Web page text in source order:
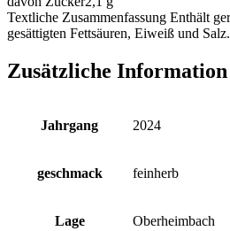
Textliche Zusammenfassung Enthält
gesättigten Fettsäuren, Eiweiß und Salz.
Zusätzliche Information
Jahrgang 2024
geschmack feinherb
Lage Oberheimbach